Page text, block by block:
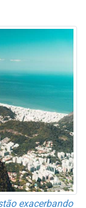
exacerbando